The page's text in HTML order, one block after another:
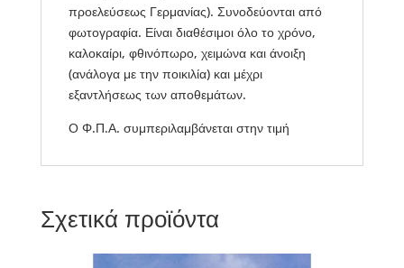
προελεύσεως Γερμανίας). Συνοδεύονται από
φωτογραφία. Είναι διαθέσιμοι όλο το χρόνο,
καλοκαίρι, φθινόπωρο, χειμώνα και άνοιξη
(ανάλογα με την ποικιλία) και μέχρι
εξαντλήσεως των αποθεμάτων.
Ο Φ.Π.Α. συμπεριλαμβάνεται στην τιμή
Σχετικά προϊόντα